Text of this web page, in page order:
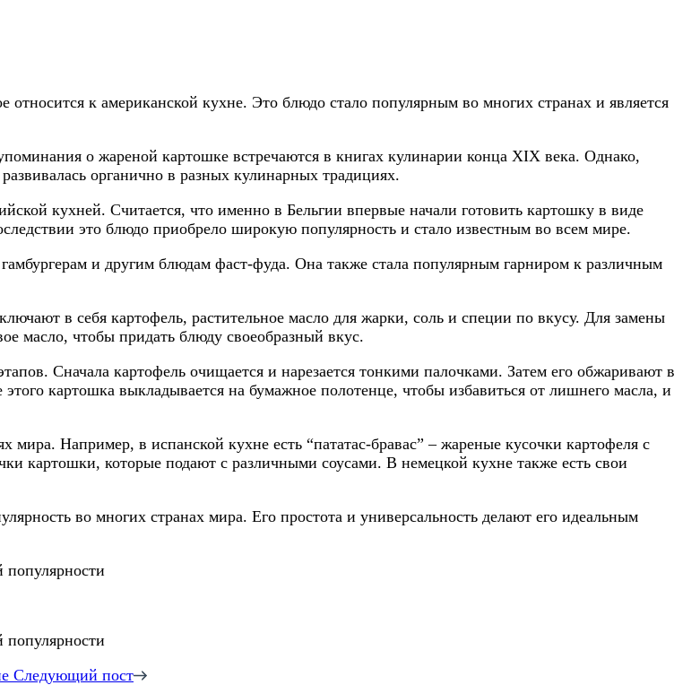
к американской кухне. Это блюдо стало популярным во многих странах и является
о жареной картошке встречаются в книгах кулинарии конца XIX века. Однако,
органично в разных кулинарных традициях.
кухней. Считается, что именно в Бельгии впервые начали готовить картошку в виде
это блюдо приобрело широкую популярность и стало известным во всем мире.
и другим блюдам фаст-фуда. Она также стала популярным гарниром к различным
в себя картофель, растительное масло для жарки, соль и специи по вкусу. Для замены
масло, чтобы придать блюду своеобразный вкус.
Сначала картофель очищается и нарезается тонкими палочками. Затем его обжаривают в
картошка выкладывается на бумажное полотенце, чтобы избавиться от лишнего масла, и
Например, в испанской кухне есть “пататас-бравас” – жареные кусочки картофеля с
картошки, которые подают с различными соусами. В немецкой кухне также есть свои
во многих странах мира. Его простота и универсальность делают его идеальным
Следующий пост